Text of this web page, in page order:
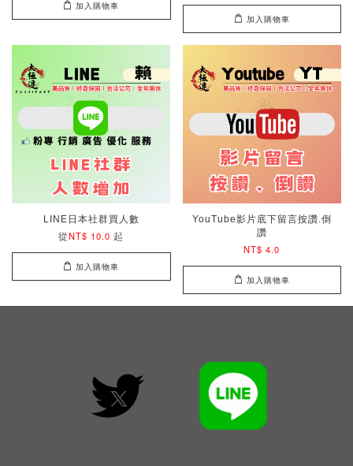
加入購物車
加入購物車
LINE日本社群買人數
從NT$ 10.0 起
加入購物車
YouTube影片底下留言按讚.倒
讚
NT$ 4.0
加入購物車